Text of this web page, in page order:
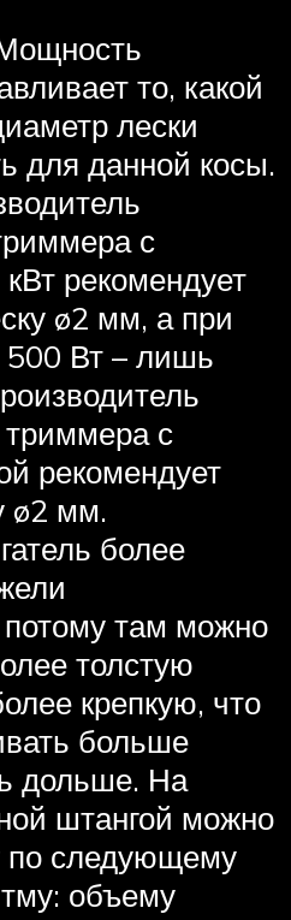
то, какой
лески
для данной косы.
с
рекомендует
ø2 мм, а при
500 Вт – лишь
с
рекомендует
ø2 мм.
более
потому там можно
толстую
крепкую, что
больше
дольше. На
штангой можно
по следующему
объему